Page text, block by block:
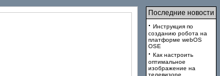
Последние новости
· Инструкция по
созданию робота на
платформе webOS
OSE
· Как настроить
оптимальное
изображение на
телевизоре